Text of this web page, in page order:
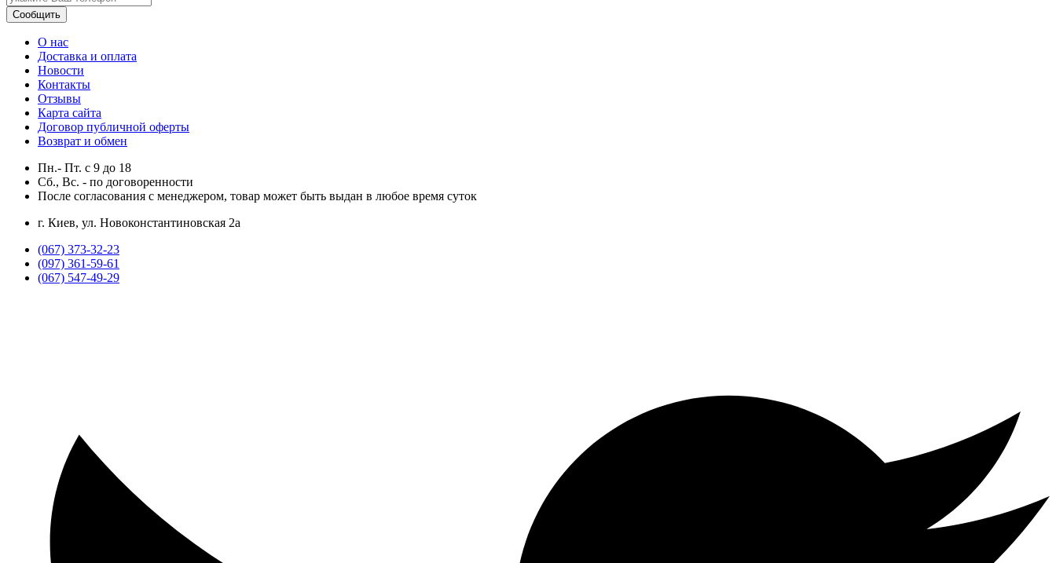
Сообщить
О нас
Доставка и оплата
Новости
Контакты
Отзывы
Карта сайта
Договор публичной оферты
Возврат и обмен
Пн.- Пт. с 9 до 18
Сб., Вс. - по договоренности
После согласования с менеджером, товар может быть выдан в любое время суток
г. Киев, ул. Новоконстантиновская 2а
(067) 373-32-23
(097) 361-59-61
(067) 547-49-29